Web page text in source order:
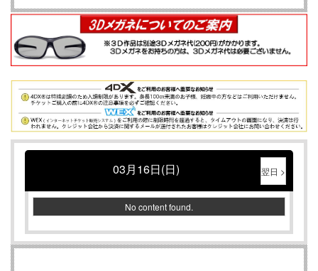
【重要】ＵＳシネマつくばから「お支払いについて」のお
WEXご購入メールが届かない件について
【重要】映画鑑賞料金改定についてのご案内
【重要】４ＤＸ鑑賞料金改定についてのご案内
【重要】ADMIXシアター鑑賞料金改定についてのご案内
【重要】4DX初体験の方は必ずこちらのページをお読みく
ださい
WEXをご利用のお客様へ重要なお知らせ
Instagram/Twitterはじめました！
03月16日(日) 翌日 >
No content found.